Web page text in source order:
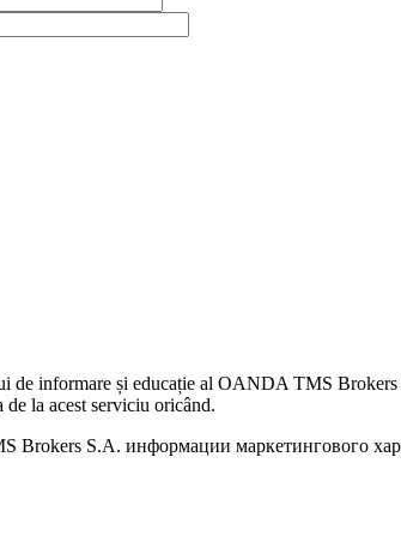
de informare și educație al OANDA TMS Brokers
la acest serviciu oricând.
S.A. информации маркетингового